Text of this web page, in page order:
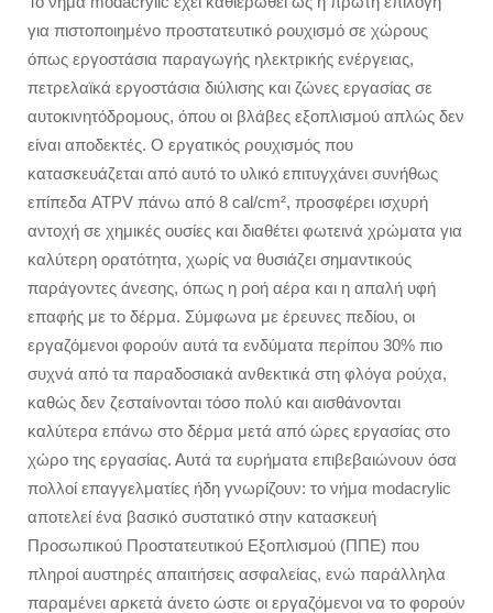
για πιστοποιημένο προστατευτικό ρουχισμό σε χώρους
όπως εργοστάσια παραγωγής ηλεκτρικής ενέργειας,
πετρελαϊκά εργοστάσια διύλισης και ζώνες εργασίας σε
αυτοκινητόδρομους, όπου οι βλάβες εξοπλισμού απλώς δεν
είναι αποδεκτές. Ο εργατικός ρουχισμός που
κατασκευάζεται από αυτό το υλικό επιτυγχάνει συνήθως
επίπεδα ATPV πάνω από 8 cal/cm², προσφέρει ισχυρή
αντοχή σε χημικές ουσίες και διαθέτει φωτεινά χρώματα για
καλύτερη ορατότητα, χωρίς να θυσιάζει σημαντικούς
παράγοντες άνεσης, όπως η ροή αέρα και η απαλή υφή
επαφής με το δέρμα. Σύμφωνα με έρευνες πεδίου, οι
εργαζόμενοι φορούν αυτά τα ενδύματα περίπου 30% πιο
συχνά από τα παραδοσιακά ανθεκτικά στη φλόγα ρούχα,
καθώς δεν ζεσταίνονται τόσο πολύ και αισθάνονται
καλύτερα επάνω στο δέρμα μετά από ώρες εργασίας στο
χώρο της εργασίας. Αυτά τα ευρήματα επιβεβαιώνουν όσα
πολλοί επαγγελματίες ήδη γνωρίζουν: το νήμα modacrylic
αποτελεί ένα βασικό συστατικό στην κατασκευή
Προσωπικού Προστατευτικού Εξοπλισμού (ΠΠΕ) που
πληροί αυστηρές απαιτήσεις ασφαλείας, ενώ παράλληλα
παραμένει αρκετά άνετο ώστε οι εργαζόμενοι να το φορούν